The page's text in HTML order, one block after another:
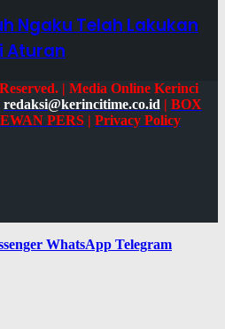
Ngaku Telah Lakukan
Aturan
| Media Online Kerinci
redaksi@kerincitime.co.id | BOX
PERS | Privacy Policy
WhatsApp Telegram